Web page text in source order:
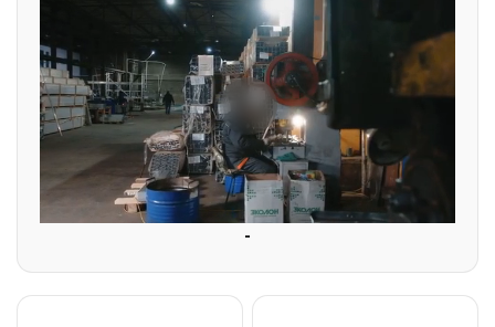
-